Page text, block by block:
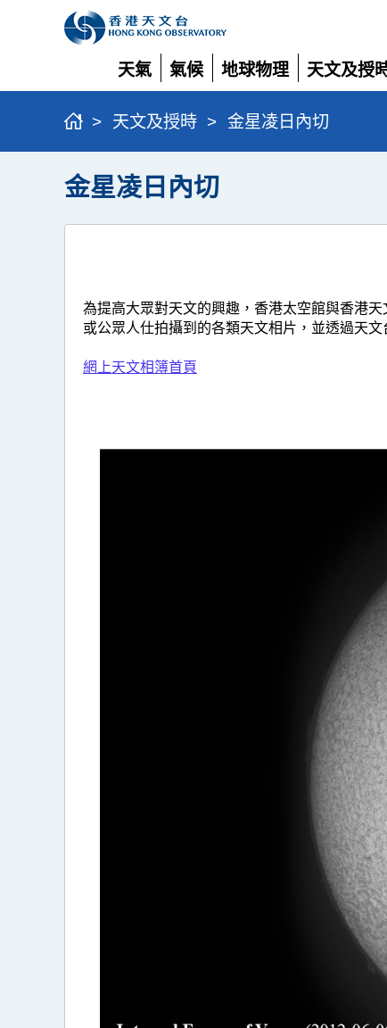
天氣
展
開
氣候
展
開
地球物理
展
開
天文及授
展
開
> 天文及授時 > 金星凌日內切
金星凌日內切
為提高大眾對天文的興趣，香港太空館與香港
或公眾人仕拍攝到的各類天文相片，並透過天文
網上天文相簿首頁